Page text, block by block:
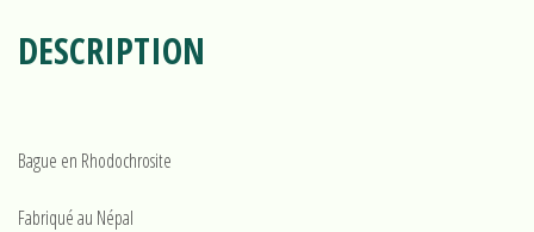
DESCRIPTION
Bague en Rhodochrosite
Fabriqué au Népal